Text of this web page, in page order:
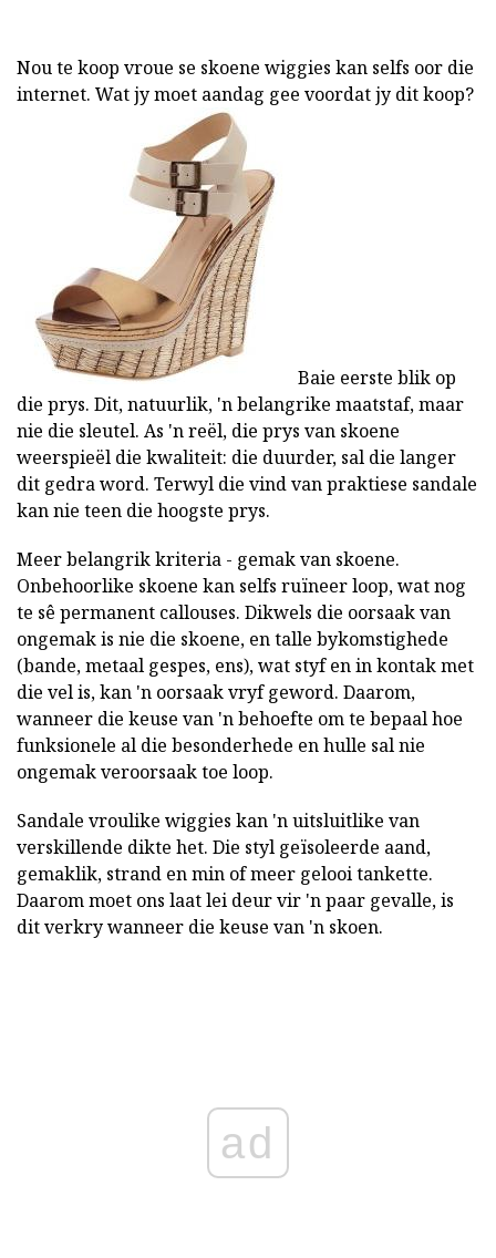
Nou te koop vroue se skoene wiggies kan selfs oor die
internet. Wat jy moet aandag gee voordat jy dit koop?
Baie eerste blik op
die prys. Dit, natuurlik, 'n belangrike maatstaf, maar
nie die sleutel. As 'n reël, die prys van skoene
weerspieël die kwaliteit: die duurder, sal die langer
dit gedra word. Terwyl die vind van praktiese sandale
kan nie teen die hoogste prys.
Meer belangrik kriteria - gemak van skoene.
Onbehoorlike skoene kan selfs ruïneer loop, wat nog
te sê permanent callouses. Dikwels die oorsaak van
ongemak is nie die skoene, en talle bykomstighede
(bande, metaal gespes, ens), wat styf en in kontak met
die vel is, kan 'n oorsaak vryf geword. Daarom,
wanneer die keuse van 'n behoefte om te bepaal hoe
funksionele al die besonderhede en hulle sal nie
ongemak veroorsaak toe loop.
Sandale vroulike wiggies kan 'n uitsluitlike van
verskillende dikte het. Die styl geïsoleerde aand,
gemaklik, strand en min of meer gelooi tankette.
Daarom moet ons laat lei deur vir 'n paar gevalle, is
dit verkry wanneer die keuse van 'n skoen.
ad